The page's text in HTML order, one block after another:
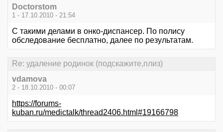
Doctorstom
1 - 17.10.2010 - 21:54
С такими делами в онко-диспансер. По полису
обследование бесплатно, далее по результатам.
Re: удаление родинок (подскажите,плиз)
vdamova
2 - 18.10.2010 - 00:07
https://forums-
kuban.ru/medictalk/thread2406.html#19166798